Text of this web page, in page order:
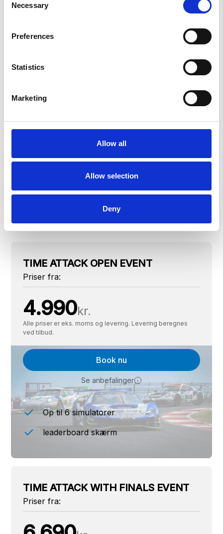
Selection
Necessary
Preferences
Statistics
Marketing
Allow all
Allow selection
Deny
OPLEVELSE
Enkelt booking eller stort arrangement, vi har det
rigtige.
Firma Events
TIME ATTACK OPEN EVENT
Priser fra:
4.990kr.
Alle priser er eks. moms og levering. Levering beregnes
ved tilbud.
Book nu
Se anbefalinger
Op til 6 simulatorer
leaderboard skærm
TIME ATTACK WITH FINALS EVENT
Priser fra: